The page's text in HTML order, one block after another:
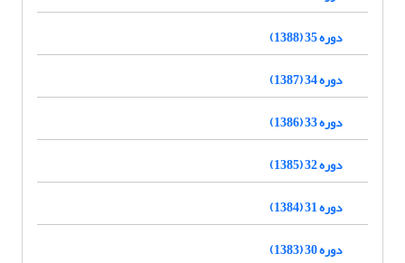
دوره 35 (1388)
دوره 34 (1387)
دوره 33 (1386)
دوره 32 (1385)
دوره 31 (1384)
دوره 30 (1383)